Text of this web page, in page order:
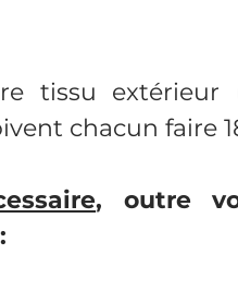
tissu extérieur
chacun faire
, outre